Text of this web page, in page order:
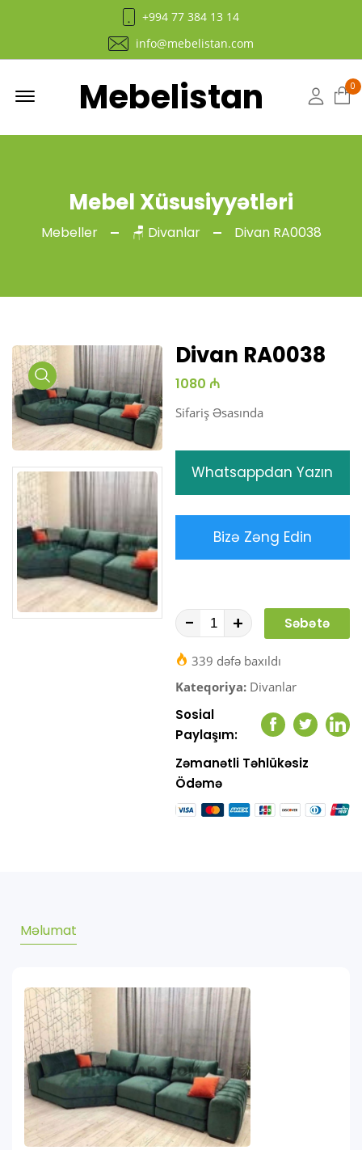
+994 77 384 13 14
info@mebelistan.com
Mebelistan 0
Mebel Xüsusiyyətləri
Mebeller 🪑 Divanlar Divan RA0038
Media
Gallery
Divan RA0038
1080 ₼
Sifariş Əsasında
Whatsappdan Yazın
Bizə Zəng Edin
- +
Səbətə
339 dəfə baxıldı
Kateqoriya: Divanlar
Sosial
Paylaşım:
Facebook
Twitter
Zəmanətli Təhlükəsiz
Ödəmə
Məlumat